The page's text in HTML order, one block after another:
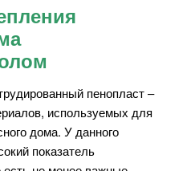
пенопласт –
используемых для
дома. У данного
показатель